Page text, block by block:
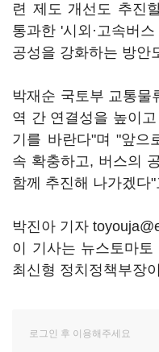
련 제도 개선도 추진
통과한 '시외·고속버
공성을 강화하는 방안
박재순 국토부 교통물
역 간 연결성을 높이
기를 바란다"며 "앞으
속 확충하고, 버스의
함께 추진해 나가겠다
박진아 기자
이 기사는 뉴스토마
최신형 정치정책부장